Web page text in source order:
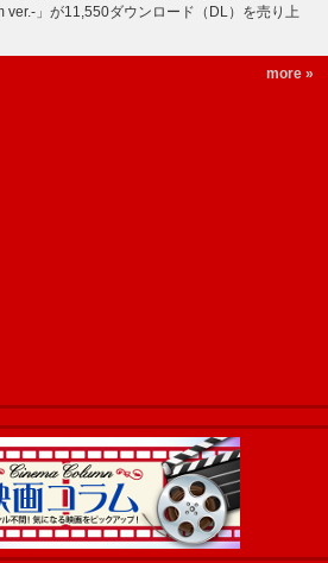
」が11,550ダウンロード（DL）を売り上
more »